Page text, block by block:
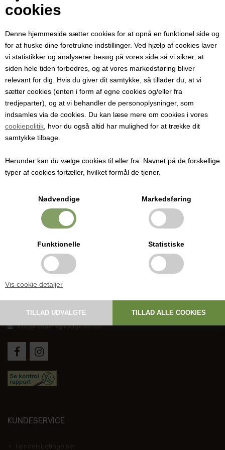
cookies
Denne hjemmeside sætter cookies for at opnå en funktionel side og
for at huske dine foretrukne indstillinger. Ved hjælp af cookies laver
vi statistikker og analyserer besøg på vores side så vi sikrer, at
siden hele tiden forbedres, og at vores markedsføring bliver
relevant for dig. Hvis du giver dit samtykke, så tillader du, at vi
sætter cookies (enten i form af egne cookies og/eller fra
tredjeparter), og at vi behandler de personoplysninger, som
indsamles via de cookies. Du kan læse mere om cookies i vores
cookiepolitik , hvor du også altid har mulighed for at trække dit
samtykke tilbage.
Herunder kan du vælge cookies til eller fra. Navnet på de forskellige
typer af cookies fortæller, hvilket formål de tjener.
Nødvendige Markedsføring
Funktionelle Statistiske
Vis cookie detaljer
Modtager e-mail
Besked
DANSK HJEMMEPRODUKTION
+45 6267 1447
info@hjemmeproduktion.dk
KUNDESERVICE
Handelsbetingelser